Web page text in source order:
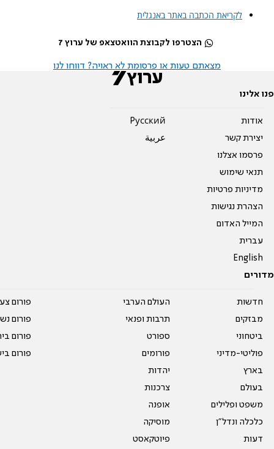
לקריאת הכתבה באתר באנגלית
הצטרפו לקבוצת הוואטצאפ של ערוץ 7
מצאתם טעות או פרסומת לא ראויה? דווחו לנו
פנו אלינו
אודות
יצירת קשר
פרסמו אצלנו
תנאי שימוש
מדיניות פרטיות
הצהרת נגישות
המייל האדום
עברית
English
Pусский
عربية
מדורים
חדשות
מבזקים
ביטחוני
פוליטי-מדיני
בארץ
בעולם
משפט ופלילים
כלכלה ונדל"ן
דעות
העולם הערבי
תרבות ופנאי
ספורט
פורומים
יהדות
צרכנות
אופנה
מוסיקה
פיוטקאסט
פורום
פורום
פורום
פורום